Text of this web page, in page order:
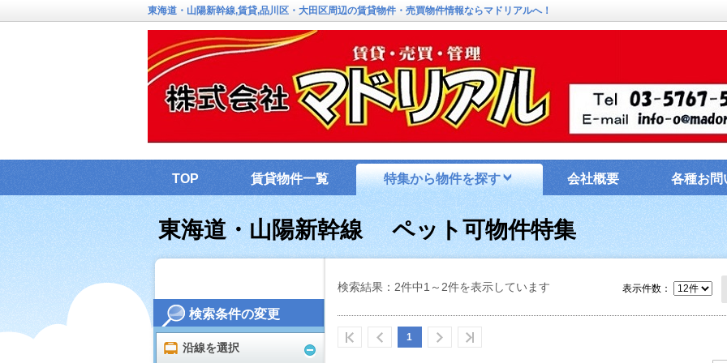
検索条件の変更
沿線を選択
東海道・山陽新幹線,賃貸,品川区・大田区周辺の賃貸物件・売買物件情報ならマドリアルへ！
TOP 賃貸物件一覧 特集から物件を探す 会社概要 各種お問
東海道・山陽新幹線 ペット可物件特集
検索結果：2件中1～2件を表示しています
1
表示件数：